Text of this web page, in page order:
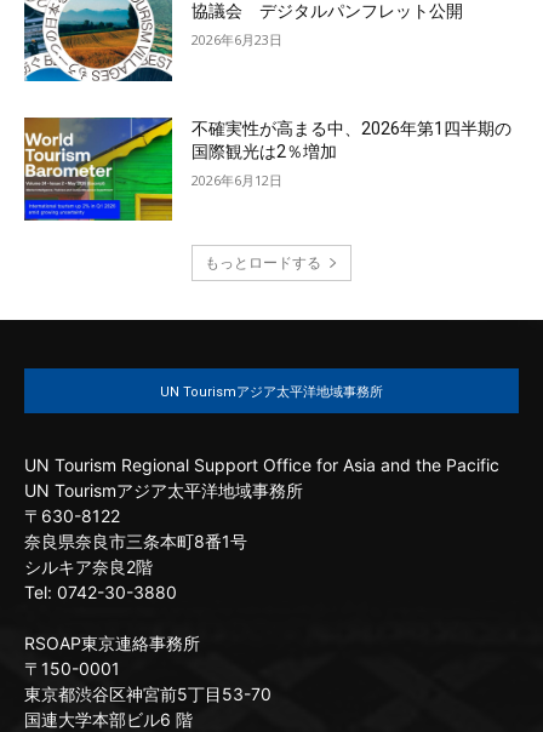
協議会 デジタルパンフレット公開
2026年6月23日
不確実性が高まる中、2026年第1四半期の
国際観光は2％増加
2026年6月12日
もっとロードする
UN Tourismアジア太平洋地域事務所
UN Tourism Regional Support Office for Asia and the Pacific
UN Tourismアジア太平洋地域事務所
〒630-8122
奈良県奈良市三条本町8番1号
シルキア奈良2階
Tel: 0742-30-3880
RSOAP東京連絡事務所
〒150-0001
東京都渋谷区神宮前5丁目53-70
国連大学本部ビル6 階